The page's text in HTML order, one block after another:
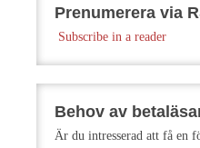
Prenumerera via
Subscribe in a reader
Behov av
Är du intresserad att få en